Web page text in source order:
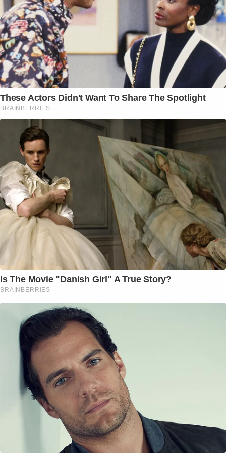
These Actors Didn't Want To Share The Spotlight
BRAINBERRIES
Is The Movie "Danish Girl" A True Story?
BRAINBERRIES